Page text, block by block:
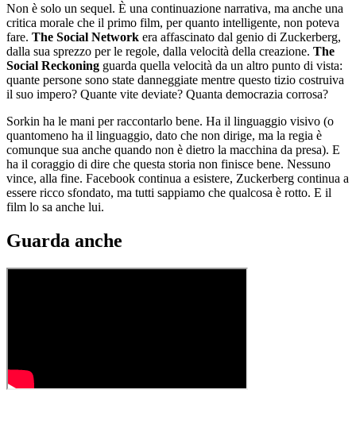
Non è solo un sequel. È una continuazione narrativa, ma anche una
critica morale che il primo film, per quanto intelligente, non poteva
fare. The Social Network era affascinato dal genio di Zuckerberg,
dalla sua sprezzo per le regole, dalla velocità della creazione. The
Social Reckoning guarda quella velocità da un altro punto di vista:
quante persone sono state danneggiate mentre questo tizio costruiva
il suo impero? Quante vite deviate? Quanta democrazia corrosa?
Sorkin ha le mani per raccontarlo bene. Ha il linguaggio visivo (o
quantomeno ha il linguaggio, dato che non dirige, ma la regia è
comunque sua anche quando non è dietro la macchina da presa). E
ha il coraggio di dire che questa storia non finisce bene. Nessuno
vince, alla fine. Facebook continua a esistere, Zuckerberg continua a
essere ricco sfondato, ma tutti sappiamo che qualcosa è rotto. E il
film lo sa anche lui.
Guarda anche